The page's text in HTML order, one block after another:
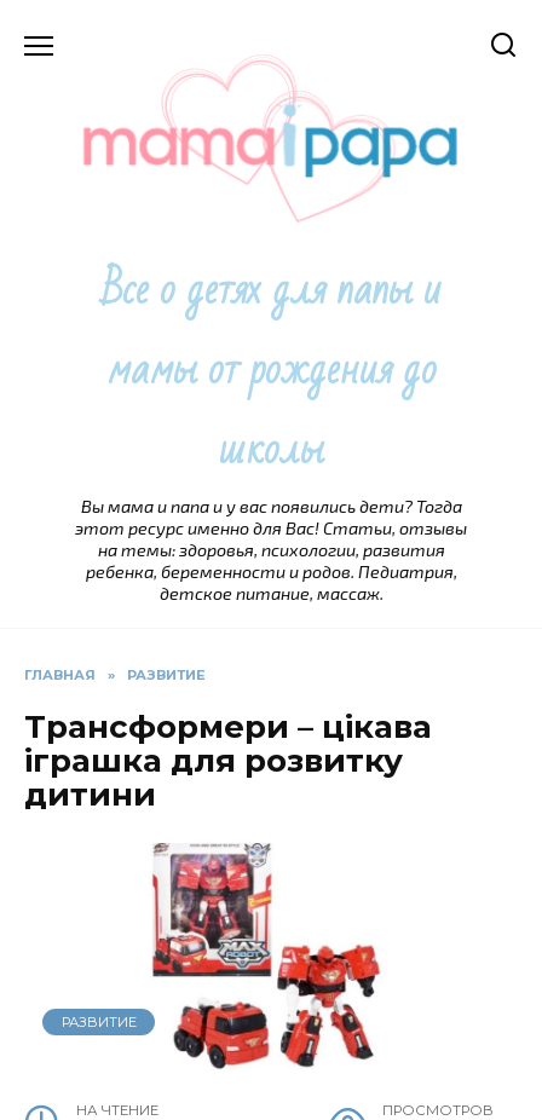
Все о детях для папы и
мамы от рождения до
школы
Вы мама и папа и у вас появились дети? Тогда
этот ресурс именно для Вас! Статьи, отзывы
на темы: здоровья, психологии, развития
ребенка, беременности и родов. Педиатрия,
детское питание, массаж.
ГЛАВНАЯ » РАЗВИТИЕ
Трансформери – цікава
іграшка для розвитку
дитини
РАЗВИТИЕ
НА ЧТЕНИЕ ПРОСМОТРОВ